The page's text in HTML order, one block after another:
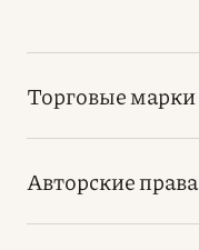
Торговые марки
Авторские права